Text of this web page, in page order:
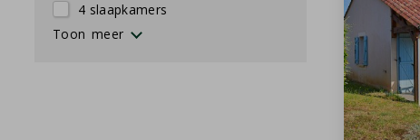
4 slaapkamers
2e badkamer
Ligbad
2e toilet
Vrijstaand
Gelijkvloers
Dalzicht
Airco
Privézwembad
Privézwembad verwarmbaar
Privéjacuzzi
Privésauna
Afwasmachine
Magnetron
Wasmachine
Wasdroger
Strijkplank
Barbecue
Huisdieren toegestaan
Huisdiervrij huis
Rolstoelvriendelijk
Wisseldag vrijdag hoogseizoen
Wisseldag zaterdag hoogseizoen
Toon